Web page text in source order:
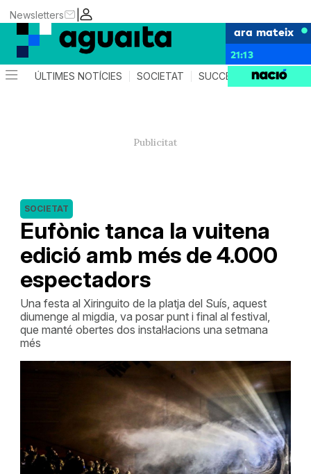
|
Newsletters
ara mateix
21:13
ÚLTIMES NOTÍCIES SOCIETAT SUCCESSOS AGENDA
Eufònic tanca la vuitena
edició amb més de 4.000
espectadors
SOCIETAT
Una festa al Xiringuito de la platja del Suís, aquest
diumenge al migdia, va posar punt i final al festival,
que manté obertes dos instal·lacions una setmana
més